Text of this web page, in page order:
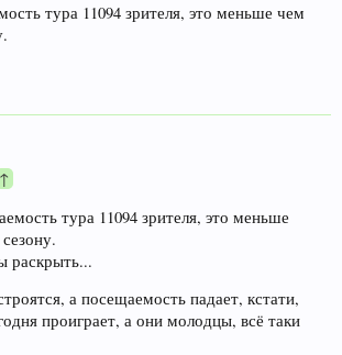
тура 11094 зрителя, это меньше чем
↑
тура 11094 зрителя, это меньше
раскрыть...
а посещаемость падает, кстати,
проиграет, а они молодцы, всё таки